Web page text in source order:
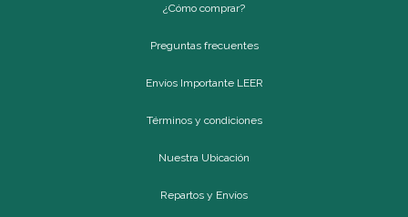
¿Cómo comprar?
Preguntas frecuentes
Envíos Importante LEER
Términos y condiciones
Nuestra Ubicación
Repartos y Envíos